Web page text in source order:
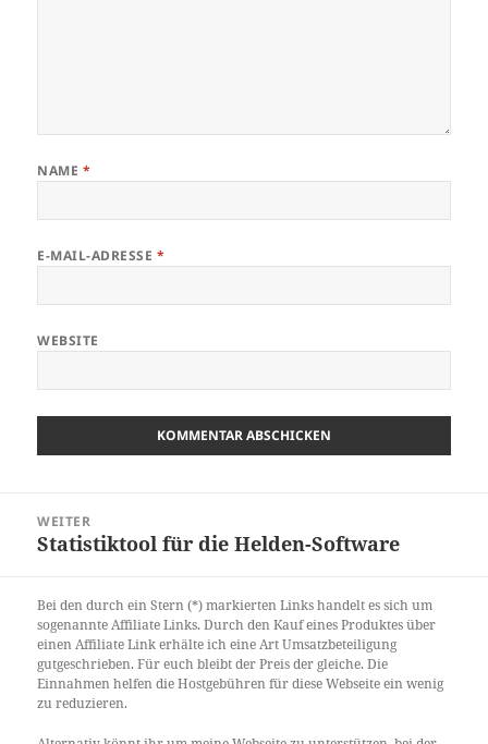
NAME *
E-MAIL-ADRESSE *
WEBSITE
WEITER
Nächster
Statistiktool für die Helden-Software
Bei den durch ein Stern (*) markierten Links handelt es sich um
sogenannte Affiliate Links. Durch den Kauf eines Produktes über
einen Affiliate Link erhälte ich eine Art Umsatzbeteiligung
gutgeschrieben. Für euch bleibt der Preis der gleiche. Die
Einnahmen helfen die Hostgebühren für diese Webseite ein wenig
zu reduzieren.